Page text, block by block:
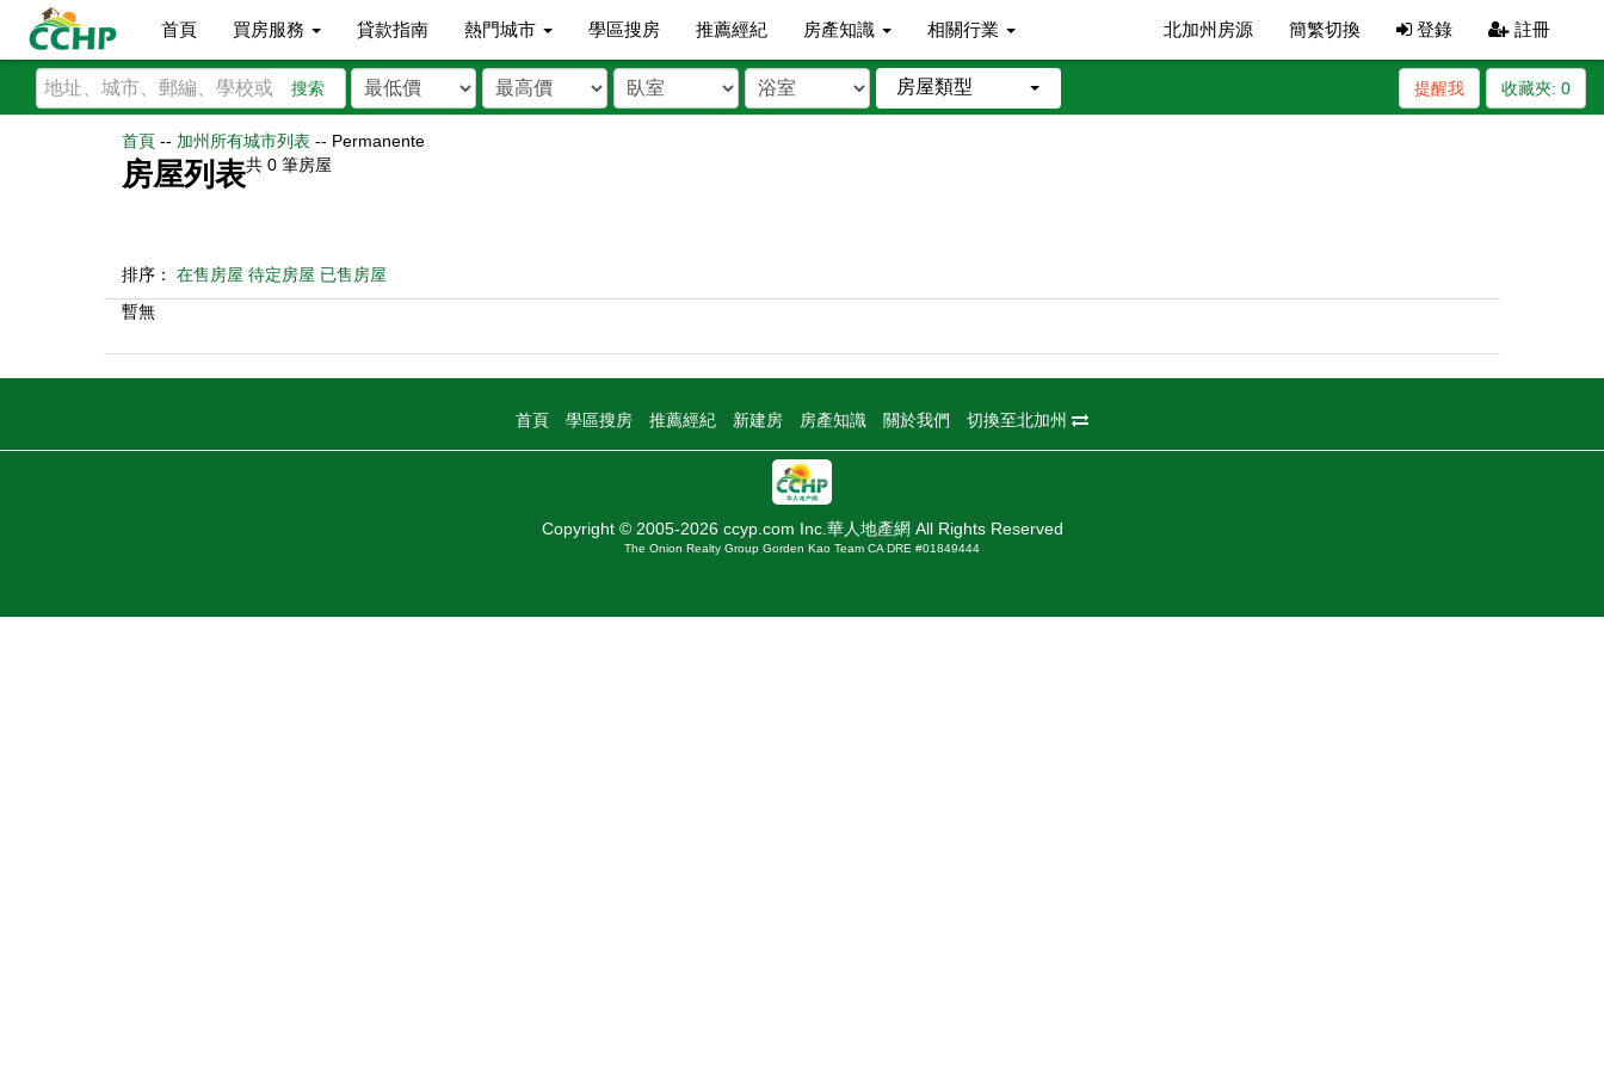
首頁 買房服務 貸款指南 熱門城市 學區搜房 推薦經紀 房產知識 相關行業 北加州房源 簡繁切換 登錄 註冊
搜索 房屋類型 收藏夾: 0
提醒我
首頁 -- 加州所有城市列表 -- Permanente
房屋列表共 0 筆房屋
排序： 在售房屋 待定房屋 已售房屋
暫無
首頁 學區搜房 推薦經紀 新建房 房產知識 關於我們 切換至北加州
Copyright © 2005-2026 ccyp.com Inc.華人地產網 All Rights Reserved
The Onion Realty Group Gorden Kao Team CA DRE #01849444